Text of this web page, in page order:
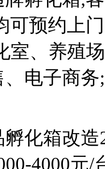
可预约上
室、养殖
、电子商
化箱改
4000元